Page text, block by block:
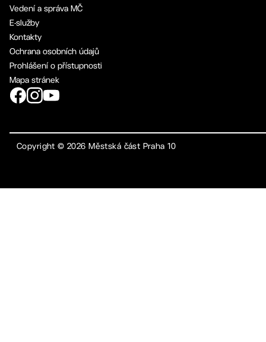
Vedení a správa MČ
E-služby
Kontakty
Ochrana osobních údajů
Prohlášení o přístupnosti
Mapa stránek
Copyright ©2026 Městská část Praha 10